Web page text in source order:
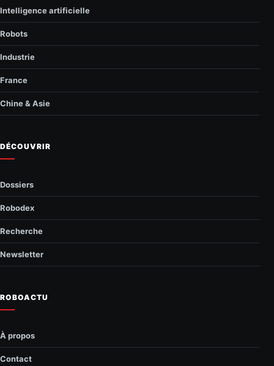
Intelligence artificielle
Robots
Industrie
France
Chine & Asie
DÉCOUVRIR
Dossiers
Robodex
Recherche
Newsletter
ROBOACTU
À propos
Contact